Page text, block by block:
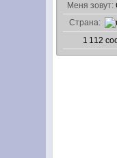
Меня зовут:
Страна:
1 112